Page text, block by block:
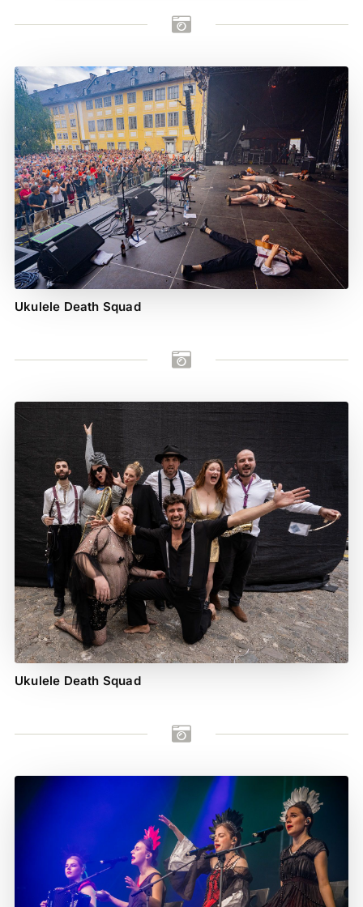

Ukulele Death Squad

Ukulele Death Squad
